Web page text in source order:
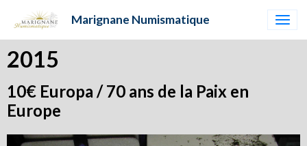
Marignane Numismatique
2015
10€ Europa / 70 ans de la Paix en
Europe